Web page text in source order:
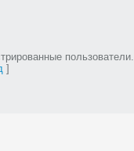
пользователи.
]